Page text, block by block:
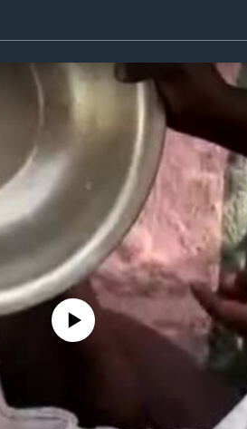
source currently available